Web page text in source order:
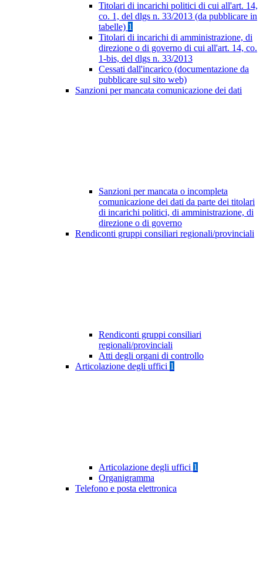
Titolari di incarichi politici di cui all'art. 14,
co. 1, del dlgs n. 33/2013 (da pubblicare in
tabelle) 1
Titolari di incarichi di amministrazione, di
direzione o di governo di cui all'art. 14, co.
1-bis, del dlgs n. 33/2013
Cessati dall'incarico (documentazione da
pubblicare sul sito web)
Sanzioni per mancata comunicazione dei dati
Sanzioni per mancata o incompleta
comunicazione dei dati da parte dei titolari
di incarichi politici, di amministrazione, di
direzione o di governo
Rendiconti gruppi consiliari regionali/provinciali
Rendiconti gruppi consiliari
regionali/provinciali
Atti degli organi di controllo
Articolazione degli uffici 1
Articolazione degli uffici 1
Organigramma
Telefono e posta elettronica